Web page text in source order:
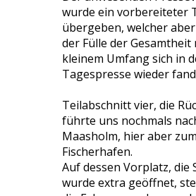
wurde ein vorbereiteter
übergeben, welcher
der Fülle der Gesamtheit
kleinem Umfang sich in
Tagespresse wieder
Teilabschnitt vier, die
führte uns nochmals
Maasholm, hier aber zum
Fischerhafen.
Auf dessen Vorplatz, die
wurde extra geöffnet,